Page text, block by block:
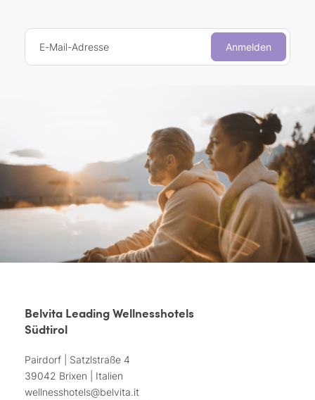
E-Mail-Adresse Anmelden
Belvita Leading Wellnesshotels
Südtirol
Pairdorf | Satzlstraße 4
39042 Brixen | Italien
wellnesshotels@belvita.it